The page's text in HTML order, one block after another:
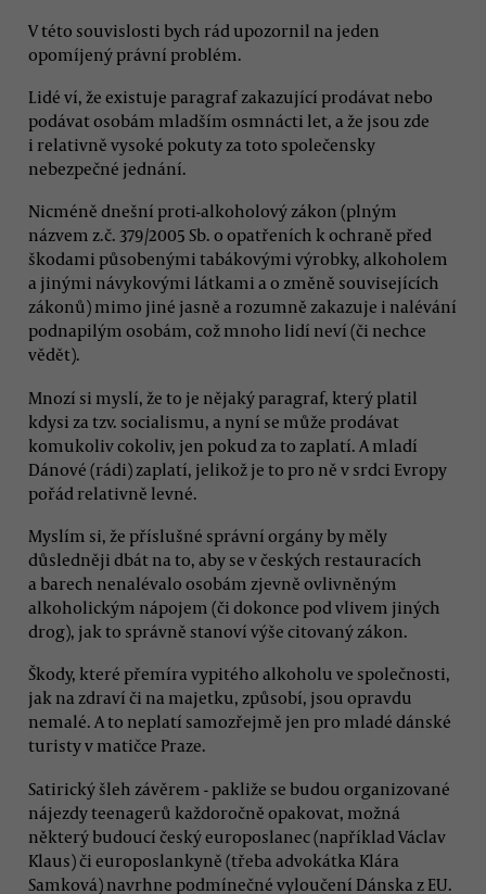
V této souvislosti bych rád upozornil na jeden
opomíjený právní problém.
Lidé ví, že existuje paragraf zakazující prodávat nebo
podávat osobám mladším osmnácti let, a že jsou zde
i relativně vysoké pokuty za toto společensky
nebezpečné jednání.
Nicméně dnešní proti-alkoholový zákon (plným
názvem z.č. 379/2005 Sb. o opatřeních k ochraně před
škodami působenými tabákovými výrobky, alkoholem
a jinými návykovými látkami a o změně souvisejících
zákonů) mimo jiné jasně a rozumně zakazuje i nalévání
podnapilým osobám, což mnoho lidí neví (či nechce
vědět).
Mnozí si myslí, že to je nějaký paragraf, který platil
kdysi za tzv. socialismu, a nyní se může prodávat
komukoliv cokoliv, jen pokud za to zaplatí. A mladí
Dánové (rádi) zaplatí, jelikož je to pro ně v srdci Evropy
pořád relativně levné.
Myslím si, že příslušné správní orgány by měly
důsledněji dbát na to, aby se v českých restauracích
a barech nenalévalo osobám zjevně ovlivněným
alkoholickým nápojem (či dokonce pod vlivem jiných
drog), jak to správně stanoví výše citovaný zákon.
Škody, které přemíra vypitého alkoholu ve společnosti,
jak na zdraví či na majetku, způsobí, jsou opravdu
nemalé. A to neplatí samozřejmě jen pro mladé dánské
turisty v matičce Praze.
Satirický šleh závěrem - pakliže se budou organizované
nájezdy teenagerů každoročně opakovat, možná
některý budoucí český europoslanec (například Václav
Klaus) či europoslankyně (třeba advokátka Klára
Samková) navrhne podmínečné vyloučení Dánska z EU.